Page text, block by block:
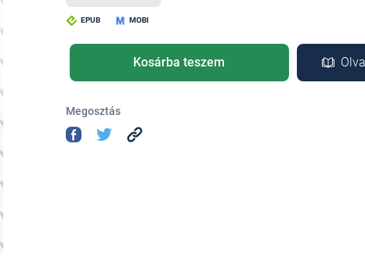
EPUB MOBI
Kosárba teszem
Megosztás